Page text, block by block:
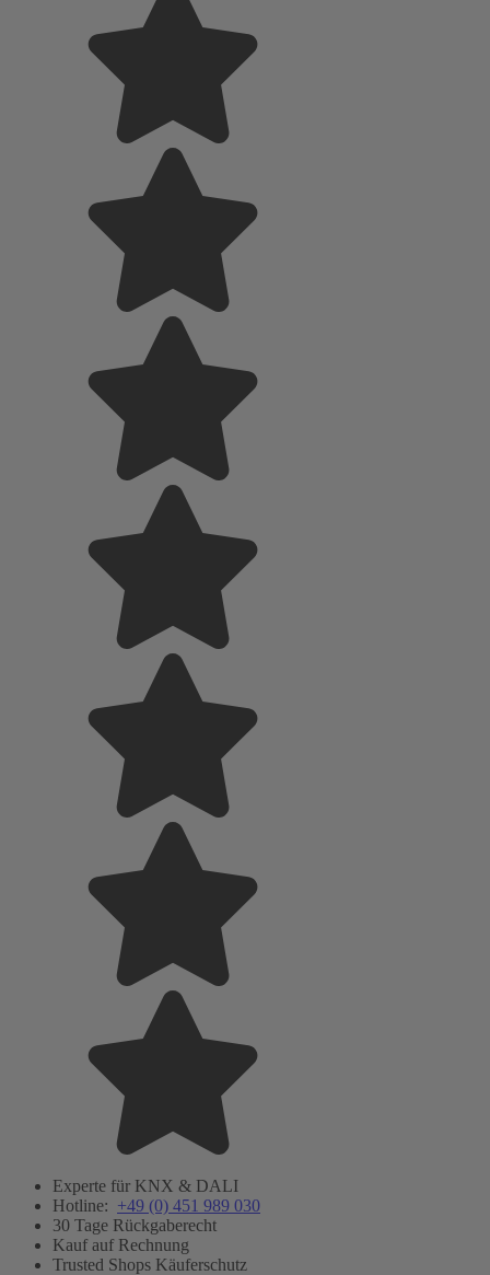
Experte für KNX & DALI
Hotline: +49 (0) 451 989 030
30 Tage Rückgaberecht
Kauf auf Rechnung
Trusted Shops Käuferschutz